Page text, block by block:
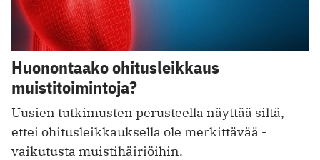
Huonontaako ohitusleikkaus
muistitoimintoja?
Uusien tutkimusten perusteella näyttää siltä,
ettei ohitusleikkauksella ole merkittävää ­
vaikutusta muistihäiriöihin.